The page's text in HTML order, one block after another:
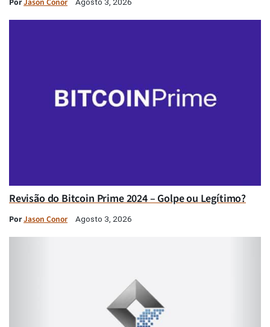
Revisão do Bitcoin Prime 2024 – Golpe ou Legítimo?
PorJason Conor Agosto 3, 2026